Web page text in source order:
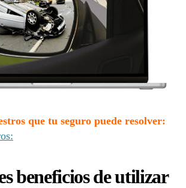
que tu seguro puede resolver:
beneficios de utilizar